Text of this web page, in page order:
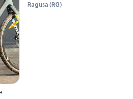
Ragusa (RG)